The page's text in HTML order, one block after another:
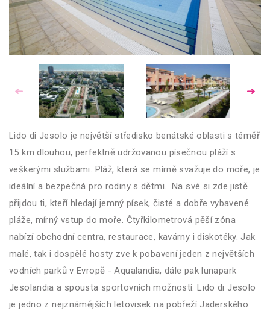
Lido di Jesolo je největší středisko benátské oblasti s téměř
15 km dlouhou, perfektně udržovanou písečnou pláží s
veškerými službami. Pláž, která se mírně svažuje do moře, je
ideální a bezpečná pro rodiny s dětmi. Na své si zde jistě
přijdou ti, kteří hledají jemný písek, čisté a dobře vybavené
pláže, mírný vstup do moře. Čtyřkilometrová pěší zóna
nabízí obchodní centra, restaurace, kavárny i diskotéky. Jak
malé, tak i dospělé hosty zve k pobavení jeden z největších
vodních parků v Evropě - Aqualandia, dále pak lunapark
Jesolandia a spousta sportovních možností. Lido di Jesolo
je jedno z nejznámějších letovisek na pobřeží Jaderského